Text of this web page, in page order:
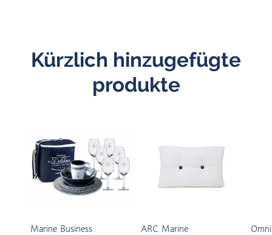
Kürzlich hinzugefügte
produkte
Marine Business ARC Marine